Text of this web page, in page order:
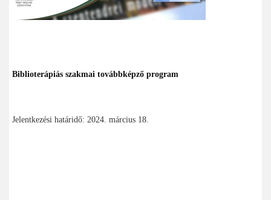
Biblioterápiás szakmai továbbképző program
Jelentkezési határidő: 2024. március 18.